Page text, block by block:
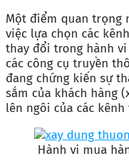
Một điểm quan trọng
việc lựa chọn các
thay đổi trong hành
các công cụ truyền
đang chứng kiến sự
sắm của khách hàng
lên ngôi của các
Hành vi mua